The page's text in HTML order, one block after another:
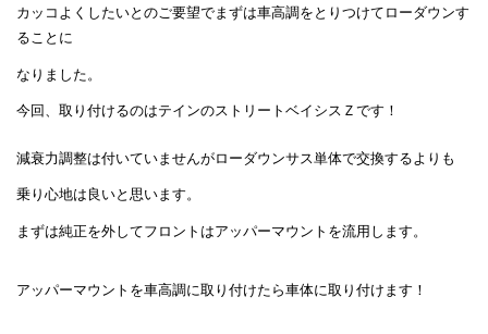
カッコよくしたいとのご要望でまずは車高調をとりつけてローダウンす
ることに
なりました。
今回、取り付けるのはテインのストリートベイシスＺです！
減衰力調整は付いていませんがローダウンサス単体で交換するよりも
乗り心地は良いと思います。
まずは純正を外してフロントはアッパーマウントを流用します。
アッパーマウントを車高調に取り付けたら車体に取り付けます！